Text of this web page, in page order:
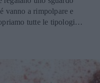
vanno a rimpolpare e
tutte le tipologie,